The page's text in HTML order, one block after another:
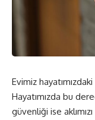
Evimiz
Hayatımızda bu
güvenliği ise